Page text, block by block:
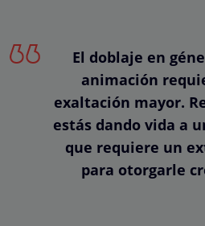
El doblaje en
animación
exaltación mayor.
estás dando vida a
que requiere un
para otorgarle